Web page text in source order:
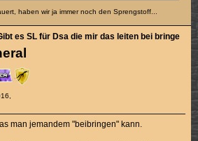
haben wir ja immer noch den Sprengstoff...
es SL für Dsa die mir das leiten bei bringen
man jemandem "beibringen" kann.